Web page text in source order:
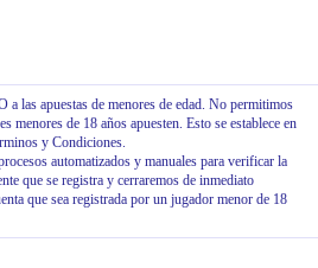
a las apuestas de menores de edad. No permitimos
menores de 18 años apuesten. Esto se establece en
y Condiciones.
automatizados y manuales para verificar la
que se registra y cerraremos de inmediato
que sea registrada por un jugador menor de 18